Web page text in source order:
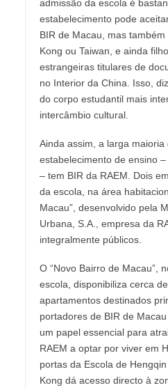
admissão da escola é
estabelecimento pode
BIR de Macau, mas
Kong ou Taiwan, e ainda
estrangeiras titulares de
no Interior da China. Isso,
do corpo estudantil mais
intercâmbio cultural.
Ainda assim, a larga
estabelecimento de ensino
– tem BIR da RAEM. Dois
da escola, na área
Macau”, desenvolvido pela
Urbana, S.A., empresa da
integralmente públicos.
O “Novo Bairro de Macau”,
escola, disponibiliza cerca
apartamentos destinados
portadores de BIR de
um papel essencial para
RAEM a optar por viver em
portas da Escola de
Kong dá acesso directo à